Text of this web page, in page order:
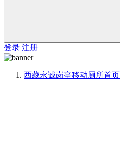
登录 注册
西藏永诚岗亭移动厕所首页